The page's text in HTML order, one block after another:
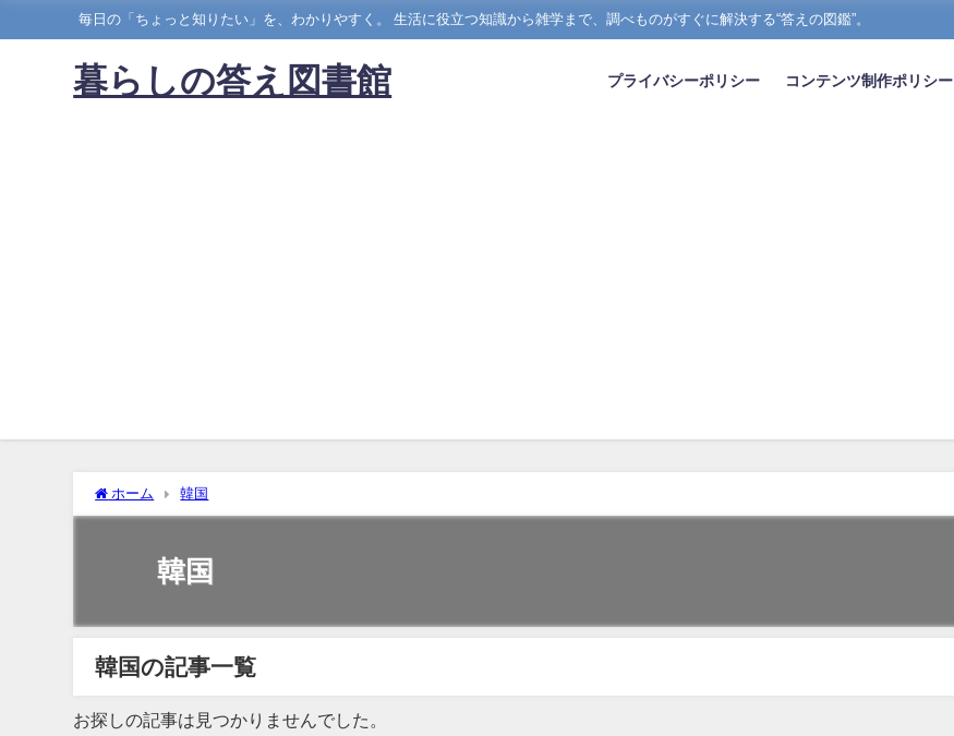
毎日の「ちょっと知りたい」を、わかりやすく。 生活に役立つ知識から雑学まで、調べものがすぐに解決する“答えの図鑑”。
暮らしの答え図書館 プライバシーポリシー コンテンツ制作ポリシー
ホーム 韓国
韓国
韓国の記事一覧
お探しの記事は見つかりませんでした。